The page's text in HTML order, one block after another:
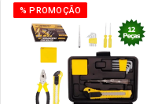
% PROMOÇÃO